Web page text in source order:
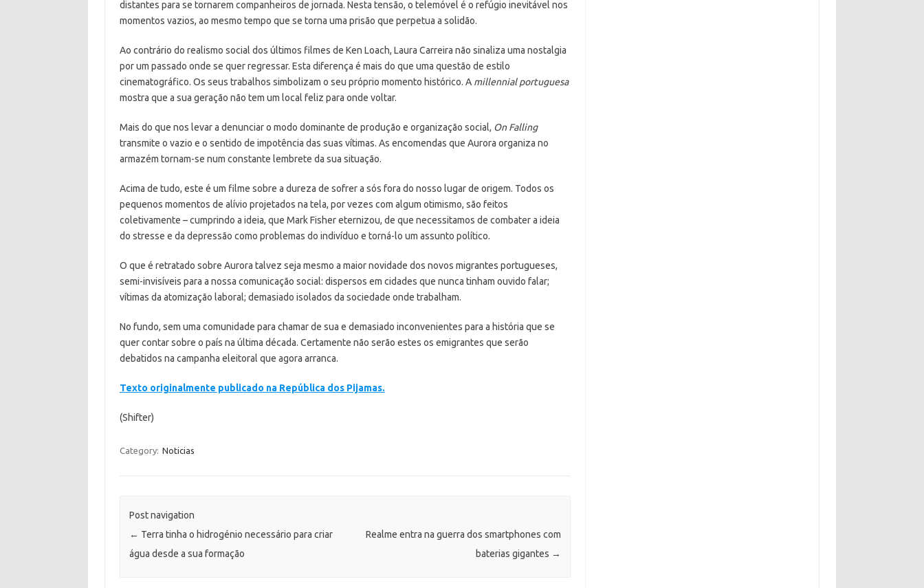
distantes para se tornarem companheiros de jornada. Nesta tensão, o telemóvel é o refúgio inevitável nos
momentos vazios, ao mesmo tempo que se torna uma prisão que perpetua a solidão.
Ao contrário do realismo social dos últimos filmes de Ken Loach, Laura Carreira não sinaliza uma nostalgia
por um passado onde se quer regressar. Esta diferença é mais do que uma questão de estilo
cinematográfico. Os seus trabalhos simbolizam o seu próprio momento histórico. A millennial portuguesa
mostra que a sua geração não tem um local feliz para onde voltar.
Mais do que nos levar a denunciar o modo dominante de produção e organização social, On Falling
transmite o vazio e o sentido de impotência das suas vítimas. As encomendas que Aurora organiza no
armazém tornam-se num constante lembrete da sua situação.
Acima de tudo, este é um filme sobre a dureza de sofrer a sós fora do nosso lugar de origem. Todos os
pequenos momentos de alívio projetados na tela, por vezes com algum otimismo, são feitos
coletivamente – cumprindo a ideia, que Mark Fisher eternizou, de que necessitamos de combater a ideia
do stresse e da depressão como problemas do indivíduo e torná-lo um assunto político.
O que é retratado sobre Aurora talvez seja mesmo a maior novidade dos novos migrantes portugueses,
semi-invisíveis para a nossa comunicação social: dispersos em cidades que nunca tinham ouvido falar;
vítimas da atomização laboral; demasiado isolados da sociedade onde trabalham.
No fundo, sem uma comunidade para chamar de sua e demasiado inconvenientes para a história que se
quer contar sobre o país na última década. Certamente não serão estes os emigrantes que serão
debatidos na campanha eleitoral que agora arranca.
Texto originalmente publicado na República dos Pijamas.
(Shifter)
Category: Noticias
Post navigation
← Terra tinha o hidrogénio necessário para criar
água desde a sua formação
Realme entra na guerra dos smartphones com
baterias gigantes →